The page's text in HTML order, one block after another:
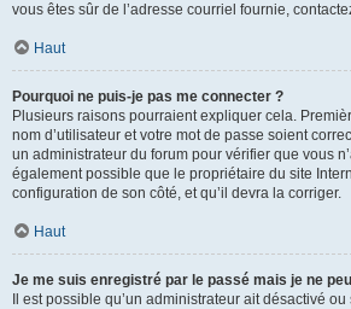
vous êtes sûr de l’adresse courriel fournie,
Haut
Pourquoi ne puis-je pas me connecter ?
Plusieurs raisons pourraient expliquer cela.
nom d’utilisateur et votre mot de passe soient
un administrateur du forum pour vérifier que vous
également possible que le propriétaire du site
configuration de son côté, et qu’il devra la corriger.
Haut
Je me suis enregistré par le passé mais je ne
Il est possible qu’un administrateur ait désactivé